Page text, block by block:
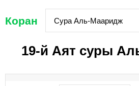
Коран Сура Аль-Мааридж
19-й Аят суры